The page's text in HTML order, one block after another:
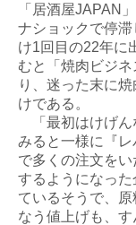
「居酒屋JAPAN
ナショックで停
け1回目の22年に
むと「焼肉ビジ
り、迷った末に
けである。
「最初はけげん
みると一様に『
で多くの注文を
するようになっ
ているそうで、
なう値上げも、